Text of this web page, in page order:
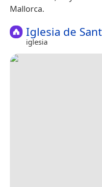
Mallorca.
Iglesia de
iglesia